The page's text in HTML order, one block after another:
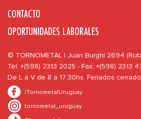
CONTACTO
OPORTUNIDADES LABORALES
© TORNOMETAL | Juan Burghi 2694
Tel: +(598) 2313 2025 - Fax: +(598) 2313
De L a V de 8 a 17:30hs. Feriados
/TornometalUruguay
tornometal_uruguay